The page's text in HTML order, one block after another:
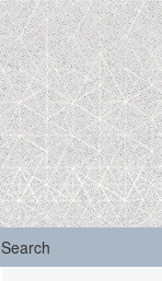
Search